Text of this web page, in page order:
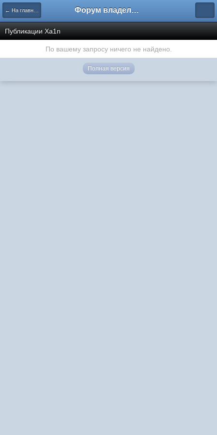
← На главную Форум владельцев интернет-магазинов
Публикации Xa1n
По вашему запросу ничего не найдено.
Полная версия